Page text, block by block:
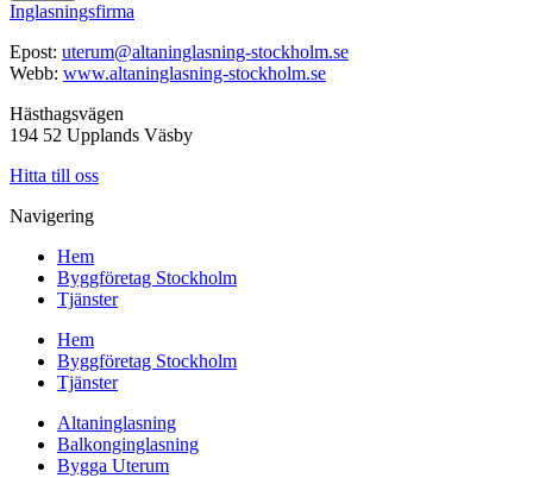
Inglasningsfirma
Epost: uterum@altaninglasning-stockholm.se
Webb: www.altaninglasning-stockholm.se
Hästhagsvägen
194 52 Upplands Väsby
Hitta till oss
Navigering
Hem
Byggföretag Stockholm
Tjänster
Hem
Byggföretag Stockholm
Tjänster
Altaninglasning
Balkonginglasning
Bygga Uterum